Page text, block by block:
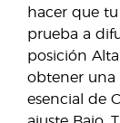
hacer que
prueba a
posición
obtener una
esencial de